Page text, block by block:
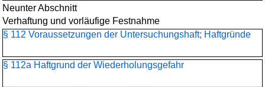
Neunter Abschnitt
Verhaftung und vorläufige Festnahme
§ 112 Voraussetzungen der Untersuchungshaft; Haftgründe
§ 112a Haftgrund der Wiederholungsgefahr